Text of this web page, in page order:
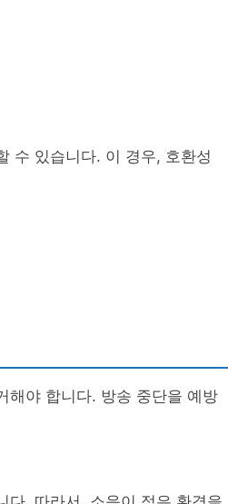
수 있습니다. 이 경우, 호환성
해야 합니다. 방송 중단을 예방